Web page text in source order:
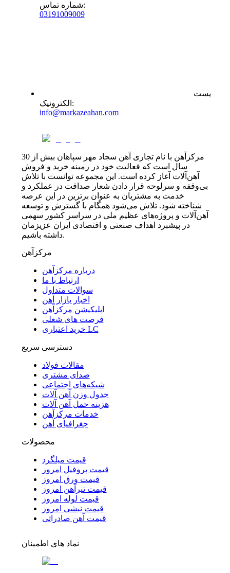
شماره تماس:
03191009009
پست
الکترونیک :
info@markazeahan.com
مرکزآهن با نام تجاری آهن سجاد مهر سپاهان بیش از 30
سال است که فعالیت خود در زمینه خرید و فروش
آهن‌آلات آغاز کرده است. این مجموعه توانست با تلاش
بی‌وقفه و سرلوحه قرار دادن شعار صداقت در عملکرد و
خدمت به مشتریان به عنوان برترین در این عرصه
شناخته شود. تلاش می‌شود همگام با گسترش و توسعه
آهن‌آلات و پروژه‌های عظیم ملی در سراسر کشور سهمی
در پیشبرد اهداف صنعتی و اقتصادی ایران عزیزمان
داشته باشیم.
مرکزآهن
درباره مرکزآهن
ارتباط با ما
سوالات متداول
اخبار بازار آهن
اپلیکیشن مرکزآهن
فرصت های شغلی
خرید اعتباری LC
دسترسی سریع
مقالات فولاد
صدای مشتری
شبکه‌های اجتماعی
جدول وزن آهن آلات
هزینه حمل آهن آلات
خدمات مرکزآهن
جغرافیای آهن
محصولات
قیمت میلگرد
قیمت پروفیل امروز
قیمت ورق امروز
قیمت تیرآهن امروز
قیمت لوله امروز
قیمت نبشی امروز
قیمت آهن صادراتی
نماد های اطمینان